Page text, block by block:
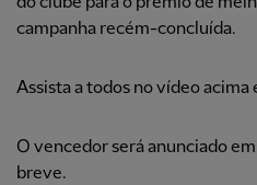
campanha recém-concluída.
Assista a todos no vídeo acima
O vencedor será anunciado
breve.